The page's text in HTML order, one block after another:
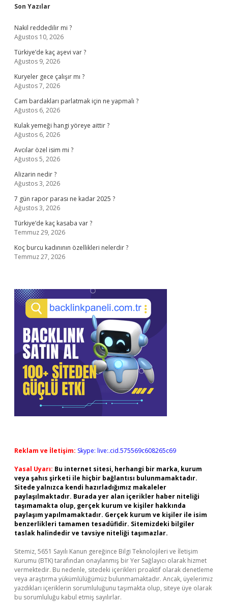
Sidebar
Son Yazılar
Nakil reddedilir mi ?
Ağustos 10, 2026
Türkiye’de kaç aşevi var ?
Ağustos 9, 2026
Kuryeler gece çalışır mı ?
Ağustos 7, 2026
Cam bardakları parlatmak için ne yapmalı ?
Ağustos 6, 2026
Kulak yemeği hangi yöreye aittir ?
Ağustos 6, 2026
Avcılar özel isim mi ?
Ağustos 5, 2026
Alizarin nedir ?
Ağustos 3, 2026
7 gün rapor parası ne kadar 2025 ?
Ağustos 3, 2026
Türkiye’de kaç kasaba var ?
Temmuz 29, 2026
Koç burcu kadınının özellikleri nelerdir ?
Temmuz 27, 2026
Reklam ve İletişim: Skype: live:.cid.575569c608265c69
Yasal Uyarı: Bu internet sitesi, herhangi bir marka, kurum
veya şahıs şirketi ile hiçbir bağlantısı bulunmamaktadır.
Sitede yalnızca kendi hazırladığımız makaleler
paylaşılmaktadır. Burada yer alan içerikler haber niteliği
taşımamakta olup, gerçek kurum ve kişiler hakkında
paylaşım yapılmamaktadır. Gerçek kurum ve kişiler ile isim
benzerlikleri tamamen tesadüfidir. Sitemizdeki bilgiler
taslak halindedir ve tavsiye niteliği taşımazlar.
Sitemiz, 5651 Sayılı Kanun gereğince Bilgi Teknolojileri ve İletişim
Kurumu (BTK) tarafından onaylanmış bir Yer Sağlayıcı olarak hizmet
vermektedir. Bu nedenle, sitedeki içerikleri proaktif olarak denetleme
veya araştırma yükümlülüğümüz bulunmamaktadır. Ancak, üyelerimiz
yazdıkları içeriklerin sorumluluğunu taşımakta olup, siteye üye olarak
bu sorumluluğu kabul etmiş sayılırlar.